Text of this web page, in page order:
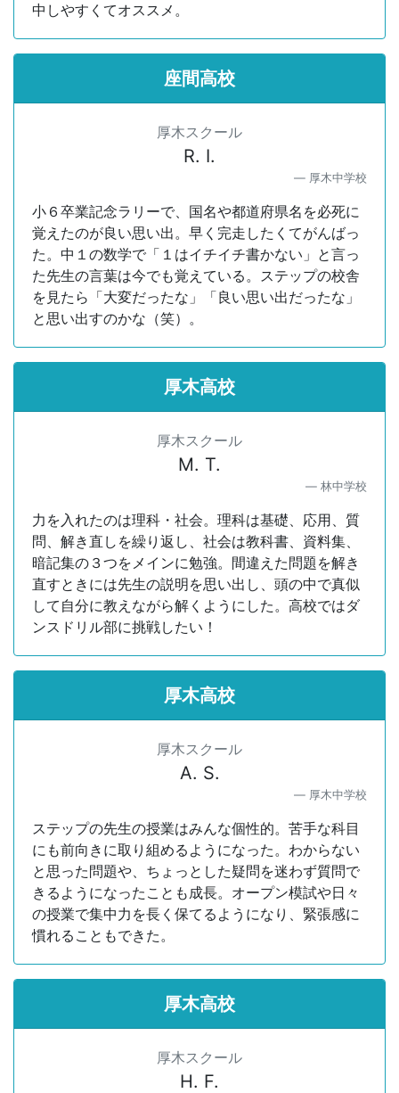
中しやすくてオススメ。
座間高校
厚木スクール
R. I.
厚木中学校
小６卒業記念ラリーで、国名や都道府県名を必死に
覚えたのが良い思い出。早く完走したくてがんばっ
た。中１の数学で「１はイチイチ書かない」と言っ
た先生の言葉は今でも覚えている。ステップの校舎
を見たら「大変だったな」「良い思い出だったな」
と思い出すのかな（笑）。
厚木高校
厚木スクール
M. T.
林中学校
力を入れたのは理科・社会。理科は基礎、応用、質
問、解き直しを繰り返し、社会は教科書、資料集、
暗記集の３つをメインに勉強。間違えた問題を解き
直すときには先生の説明を思い出し、頭の中で真似
して自分に教えながら解くようにした。高校ではダ
ンスドリル部に挑戦したい！
厚木高校
厚木スクール
A. S.
厚木中学校
ステップの先生の授業はみんな個性的。苦手な科目
にも前向きに取り組めるようになった。わからない
と思った問題や、ちょっとした疑問を迷わず質問で
きるようになったことも成長。オープン模試や日々
の授業で集中力を長く保てるようになり、緊張感に
慣れることもできた。
厚木高校
厚木スクール
H. F.